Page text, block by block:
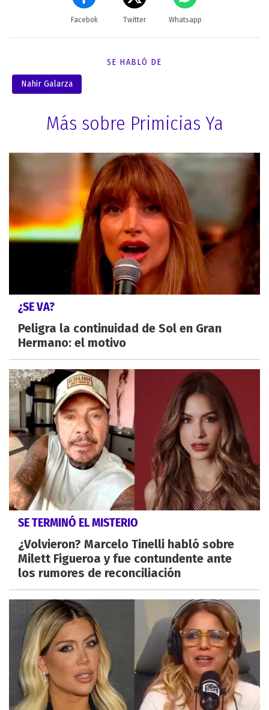
Facebok Twitter Whatsapp
SE HABLÓ DE
Nahir Galarza
Más sobre Primicias Ya
¿SE VA?
Peligra la continuidad de Sol en Gran
Hermano: el motivo
SE TERMINÓ EL MISTERIO
¿Volvieron? Marcelo Tinelli habló sobre
Milett Figueroa y fue contundente ante
los rumores de reconciliación